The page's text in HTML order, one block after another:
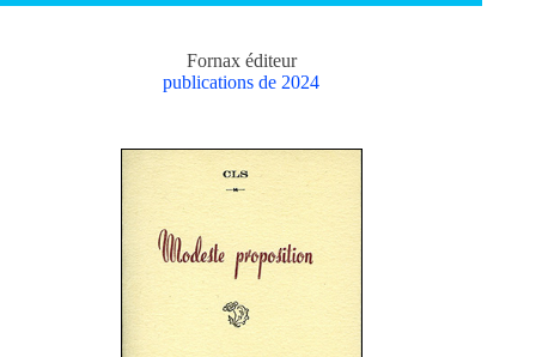
Fornax éditeur
publications de 2024